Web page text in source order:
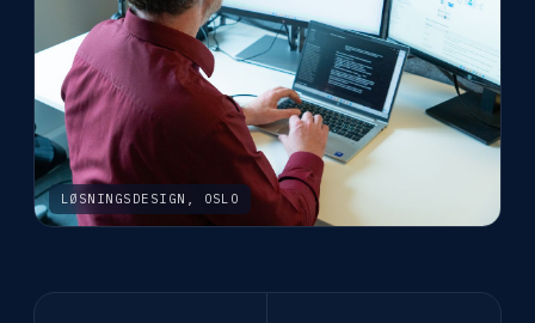
LØSNINGSDESIGN, OSLO